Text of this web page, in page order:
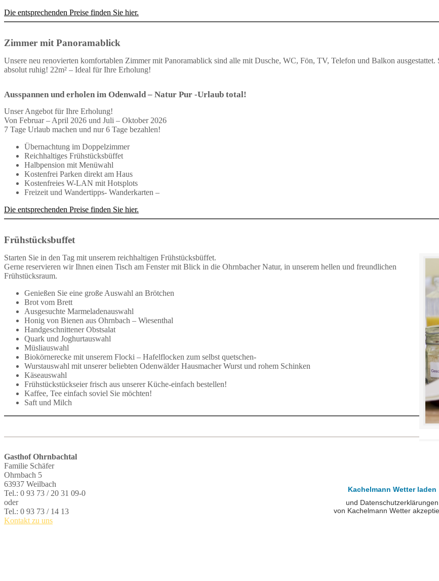
Die entsprechenden Preise finden Sie hier.
Zimmer mit Panoramablick
Unsere neu renovierten komfortablen Zimmer mit Panoramablick sind alle mit Dusche, WC, Fön, TV, Telefon und Balkon ausgestattet.
absolut ruhig! 22m² – Ideal für Ihre Erholung!
Ausspannen und erholen im Odenwald – Natur Pur -Urlaub total!
Unser Angebot für Ihre Erholung!
Von Februar – April 2026 und Juli – Oktober 2026
7 Tage Urlaub machen und nur 6 Tage bezahlen!
Übernachtung im Doppelzimmer
Reichhaltiges Frühstücksbüffet
Halbpension mit Menüwahl
Kostenfrei Parken direkt am Haus
Kostenfreies W-LAN mit Hotsplots
Freizeit und Wandertipps- Wanderkarten –
Die entsprechenden Preise finden Sie hier.
Frühstücksbuffet
Starten Sie in den Tag mit unserem reichhaltigen Frühstücksbüffet.
Gerne reservieren wir Ihnen einen Tisch am Fenster mit Blick in die Ohrnbacher Natur, in unserem hellen und freundlichen
Frühstücksraum.
Genießen Sie eine große Auswahl an Brötchen
Brot vom Brett
Ausgesuchte Marmeladenauswahl
Honig von Bienen aus Ohrnbach – Wiesenthal
Handgeschnittener Obstsalat
Quark und Joghurtauswahl
Müsliauswahl
Biokörnerecke mit unserem Flocki – Hafelflocken zum selbst quetschen-
Wurstauswahl mit unserer beliebten Odenwälder Hausmacher Wurst und rohem Schinken
Käseauswahl
Frühstückstückseier frisch aus unserer Küche-einfach bestellen!
Kaffee, Tee einfach soviel Sie möchten!
Saft und Milch
Gasthof Ohrnbachtal
Familie Schäfer
Ohrnbach 5
63937 Weilbach
Tel.: 0 93 73 / 20 31 09-0
oder
Tel.: 0 93 73 / 14 13
Kontakt zu uns
Kachelmann Wetter laden
und Datenschutzerklärungen
von Kachelmann Wetter